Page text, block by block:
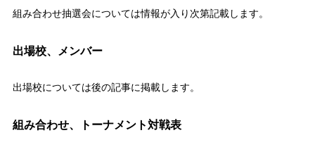
組み合わせ抽選会については情報が入り次第記載します。
出場校、メンバー
出場校については後の記事に掲載します。
組み合わせ、トーナメント対戦表